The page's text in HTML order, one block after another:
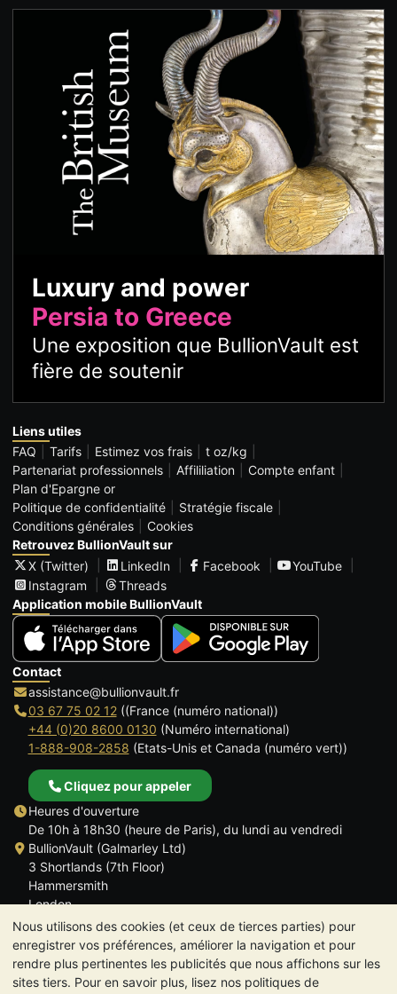
Nous utilisons des cookies (et ceux de tierces parties) pour
enregistrer vos préférences, améliorer la navigation et pour
rendre plus pertinentes les publicités que nous affichons sur les
sites tiers. Pour en savoir plus, lisez nos politiques de
Luxury and power
Persia to Greece
Une exposition que BullionVault est
fière de soutenir
Liens utiles
FAQ
Tarifs Estimez vos frais
t oz/kg
Partenariat professionnels
Affililiation
Compte enfant
Plan d'Epargne or
Politique de confidentialité
Stratégie fiscale
Conditions générales
Cookies
Retrouvez BullionVault sur
X (Twitter)
LinkedIn Facebook
YouTube
Instagram
Threads
Application mobile BullionVault
Contact
assistance@bullionvault.fr
03 67 75 02 12((France (numéro national))
+44 (0)20 8600 0130 (Numéro international)
1-888-908-2858 (Etats-Unis et Canada (numéro vert))
Cliquez pour appeler
Heures d'ouverture
De 10h à 18h30 (heure de Paris), du lundi au vendredi
BullionVault (Galmarley Ltd)
3 Shortlands (7th Floor)
Hammersmith
London
W6 8DA
ROYAUME UNI